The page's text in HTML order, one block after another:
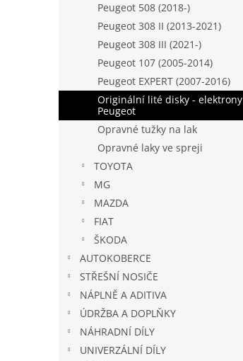
Peugeot 508 (2018-)
Peugeot 308 II (2013-2021)
Peugeot 308 III (2021-)
Peugeot 107 (2005-2014)
Peugeot EXPERT (2007-2016)
Originální lité disky - elektrony
Peugeot
Opravné tužky na lak
Opravné laky ve spreji
TOYOTA
MG
MAZDA
FIAT
ŠKODA
AUTOKOBERCE
STŘEŠNÍ NOSIČE
NÁPLNĚ A ADITIVA
ÚDRŽBA A DOPLŇKY
NÁHRADNÍ DÍLY
UNIVERZÁLNÍ DÍLY